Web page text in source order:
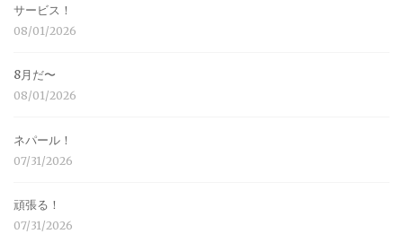
サービス！
08/01/2026
8月だ〜
08/01/2026
ネパール！
07/31/2026
頑張る！
07/31/2026